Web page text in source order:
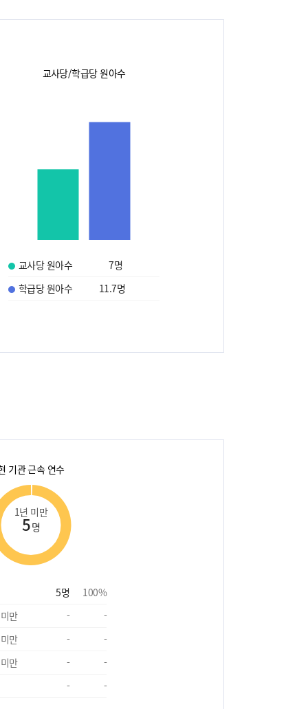
교사당/학급당 원아수
교사당 원아수 7명
학급당 원아수
11.7명
기관 근속 연수
1년 미만
5명
5명 100%
만
-
-
만
-
-
만
-
-
-
-